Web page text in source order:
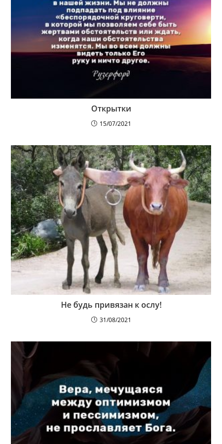
Открытки
15/07/2021
Не будь привязан к ослу!
31/08/2021